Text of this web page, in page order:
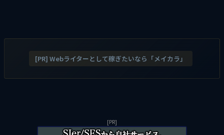
[PR] Webライターとして稼ぎたいなら「メイカラ」
[PR]